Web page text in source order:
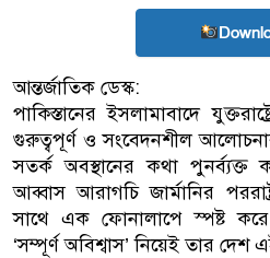
আন্তর্জাতিক ডেস্ক:
পাকিস্তানের ইসলামাবাদে
গুরুত্বপূর্ণ ও সংবেদনশীল
সতর্ক অবস্থানের কথা পুনর্ব্যক্ত
আব্বাস আরাগচি জার্মানির
সাথে এক ফোনালাপে স্পষ্ট
‘সম্পূর্ণ অবিশ্বাস’ নিয়েই তার